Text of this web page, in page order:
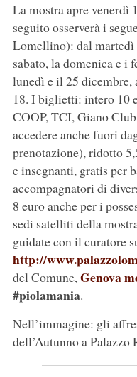
La mostra apre venerdì
seguito osserverà i
Lomellino): dal
sabato, la domenica e i
lunedì e il 25 dicembre,
18. I biglietti: intero 10
COOP, TCI, Giano
accedere anche fuori
prenotazione), ridotto
e insegnanti, gratis per
accompagnatori di
8 euro anche per i
sedi satelliti della
guidate con il curatore
http://
del Comune,Genova
#piolamania.
Nell’immagine: gli
dell’Autunno a Palazzo